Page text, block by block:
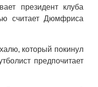
президент клуба
считает Дюмфриса
который покинул
предпочитает